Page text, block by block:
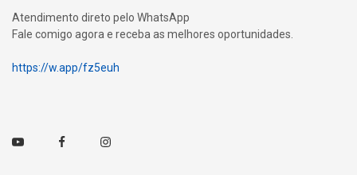
Atendimento direto pelo WhatsApp
Fale comigo agora e receba as melhores oportunidades.
https://w.app/fz5euh
Youtube FacebookInstagram